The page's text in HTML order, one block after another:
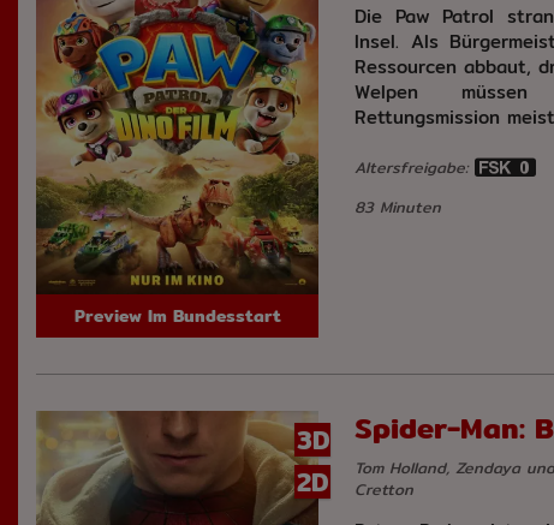
Preview Im Bundesstart
Die Paw Patrol
Insel. Als
Ressourcen abbaut,
Welpen
Rettungsmission
Altersfreigabe:
83 Minuten
3D
2D
Spider-Man:
Tom Holland, Zendaya
Cretton